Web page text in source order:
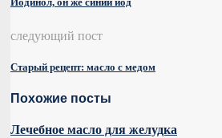
следующий пост
Старый рецепт: масло с медом
Похожие посты
Лечебное масло для желудка